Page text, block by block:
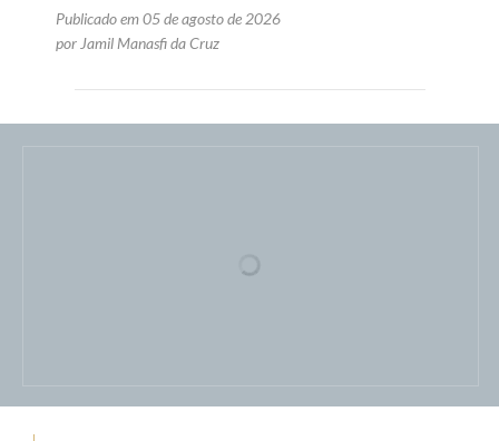
Publicado em 05 de agosto de 2026
por Jamil Manasfi da Cruz